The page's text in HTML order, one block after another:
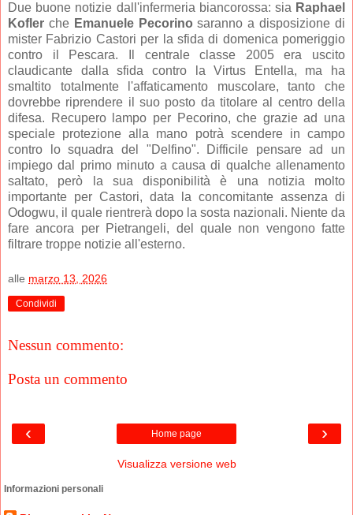
Due buone notizie dall'infermeria biancorossa: sia Raphael
Kofler che Emanuele Pecorinosaranno a disposizione di
mister Fabrizio Castori per la sfida di domenica pomeriggio
contro il Pescara. Il centrale classe 2005 era uscito
claudicante dalla sfida contro la Virtus Entella, ma ha
smaltito totalmente l'affaticamento muscolare, tanto che
dovrebbe riprendere il suo posto da titolare al centro della
difesa. Recupero lampo per Pecorino, che grazie ad una
speciale protezione alla mano potrà scendere in campo
contro lo squadra del "Delfino". Difficile pensare ad un
impiego dal primo minuto a causa di qualche allenamento
saltato, però la sua disponibilità è una notizia molto
importante per Castori, data la concomitante assenza di
Odogwu, il quale rientrerà dopo la sosta nazionali. Niente da
fare ancora per Pietrangeli, del quale non vengono fatte
filtrare troppe notizie all'esterno.
alle marzo 13, 2026
Condividi
Nessun commento:
Posta un commento
‹ ›
Home page
Visualizza versione web
Informazioni personali